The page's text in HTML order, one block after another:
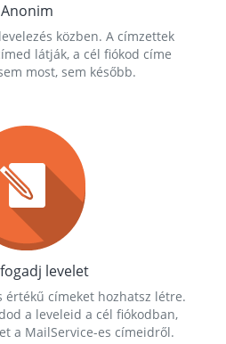
Anonim
közben. A címzettek
látják, a cél fiókod címe
most, sem később.
levelet
értékű címeket hozhatsz létre.
a leveleid a cél fiókodban,
a MailService-es címeidről.